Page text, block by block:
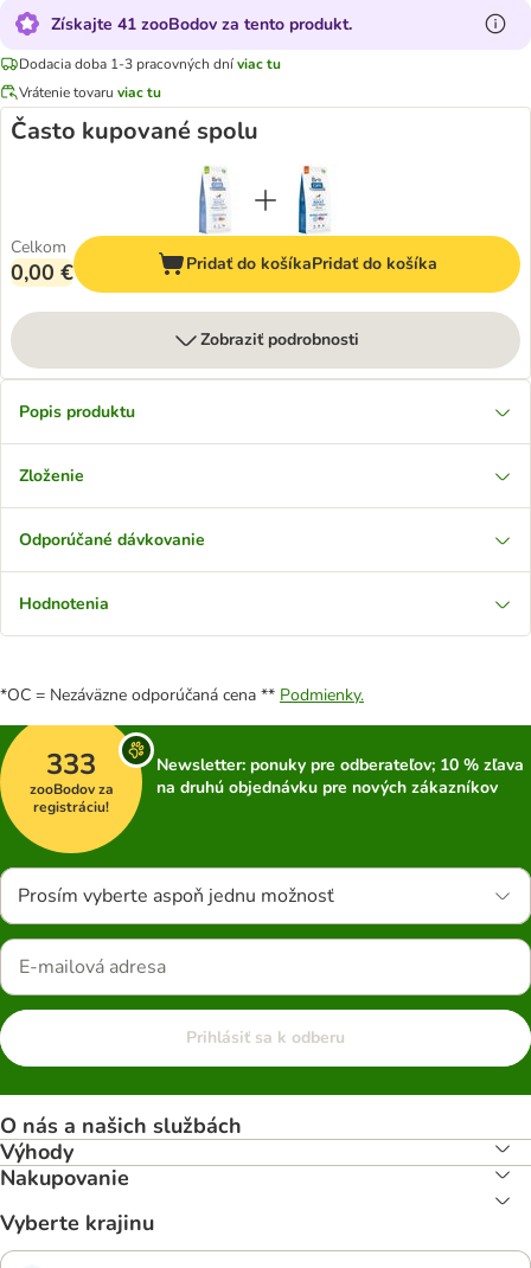
Získajte 41 zooBodov za tento produkt.
Dodacia doba 1-3 pracovných dníviac tu
Vrátenie tovaru viac tu
Často kupované spolu
Celkom
0,00 € Pridať do košíkaPridať do košíka
Zobraziť podrobnosti
Popis produktu
Zloženie
Odporúčané dávkovanie
Hodnotenia
*OC = Nezáväzne odporúčaná cena ** Podmienky.
333
zooBodov za
registráciu!
Newsletter: ponuky pre odberateľov; 10 % zľava
na druhú objednávku pre nových zákazníkov
Prosím vyberte aspoň jednu možnosť
Prihlásiť sa k odberu
O nás a našich službách
Výhody
Nakupovanie
Vyberte krajinu